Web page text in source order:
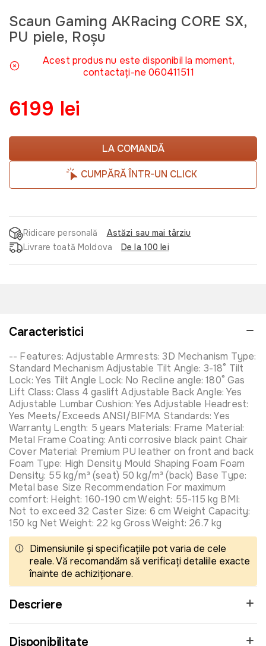
Scaun Gaming AKRacing CORE SX,
PU piele, Roșu
Acest produs nu este disponibil la moment,
contactați-ne 060411511
6199 lei
LA COMANDĂ
CUMPĂRĂ ÎNTR-UN CLICK
Ridicare personală
Astăzi sau mai târziu
Livrare toată Moldova
De la 100 lei
Caracteristici
-- Features: Adjustable Armrests: 3D Mechanism Type:
Standard Mechanism Adjustable Tilt Angle: 3-18° Tilt
Lock: Yes Tilt Angle Lock: No Recline angle: 180° Gas
Lift Class: Class 4 gaslift Adjustable Back Angle: Yes
Adjustable Lumbar Cushion: Yes Adjustable Headrest:
Yes Meets/Exceeds ANSI/BIFMA Standards: Yes
Warranty Length: 5 years Materials: Frame Material:
Metal Frame Coating: Anti corrosive black paint Chair
Cover Material: Premium PU leather on front and back
Foam Type: High Density Mould Shaping Foam Foam
Density: 55 kg/m³ (seat) 50 kg/m³ (back) Base Type:
Metal base Size Recommendation For maximum
comfort: Height: 160-190 cm Weight: 55-115 kg BMI:
Not to exceed 32 Caster Size: 6 cm Weight Capacity:
150 kg Net Weight: 22 kg Gross Weight: 26.7 kg
Dimensiunile și specificațiile pot varia de cele
reale. Vă recomandăm să verificați detaliile exacte
înainte de achiziționare.
Descriere
Disponibilitate